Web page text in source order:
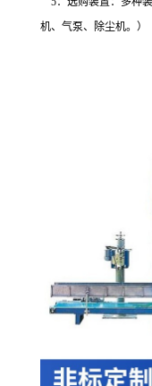
机、气泵、除尘机。）